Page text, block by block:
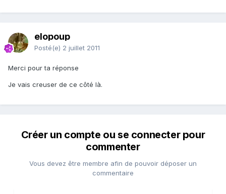
elopoup
Posté(e) 2 juillet 2011
Merci pour ta réponse
Je vais creuser de ce côté là.
Créer un compte ou se connecter pour
commenter
Vous devez être membre afin de pouvoir déposer un
commentaire